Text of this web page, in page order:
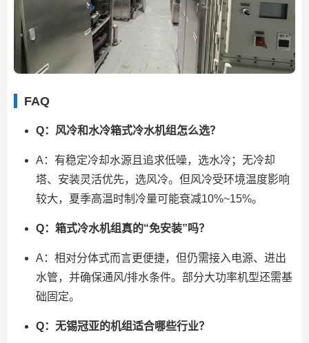
FAQ
Q：风冷和水冷箱式冷水机组怎么选？
A：有稳定冷却水源且追求低噪，选水冷；无冷却
塔、安装灵活优先，选风冷。但风冷受环境温度影响
较大，夏季高温时制冷量可能衰减10%~15%。
Q：箱式冷水机组真的“免安装”吗？
A：相对分体式而言更便捷，但仍需接入电源、进出
水管，并确保通风/排水条件。部分大功率机型还需基
础固定。
Q：无锡冠亚的机组适合哪些行业？